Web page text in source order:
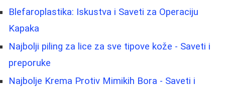
Blefaroplastika: Iskustva i Saveti za Operaciju
Kapaka
Najbolji piling za lice za sve tipove kože - Saveti i
preporuke
Najbolje Krema Protiv Mimikih Bora - Saveti i